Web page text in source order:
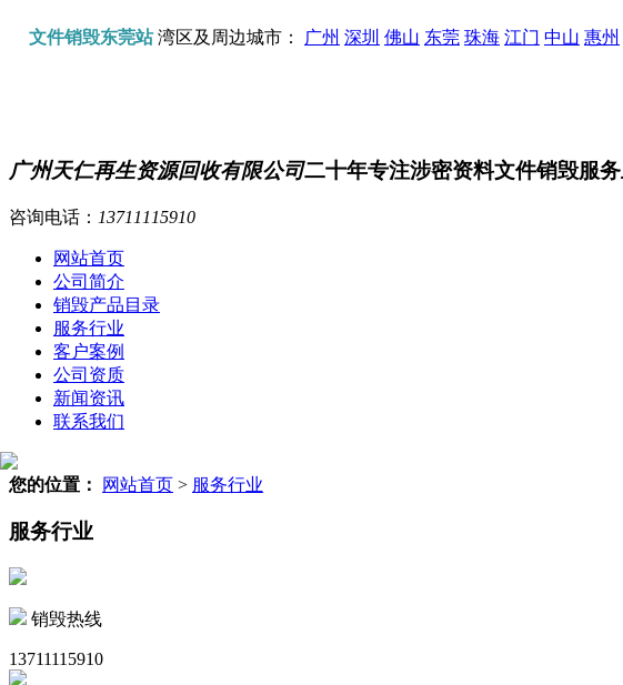
文件销毁东莞站湾区及周边城市： 广州 深圳 佛山 东莞 珠海 江门 中山 惠州
广州天仁再生资源回收有限公司二十年专注涉密资料文件销毁服务
咨询电话： 13711115910
网站首页
公司简介
销毁产品目录
服务行业
客户案例
公司资质
新闻资讯
联系我们
您的位置： 网站首页 > 服务行业
服务行业
销毁热线
13711115910